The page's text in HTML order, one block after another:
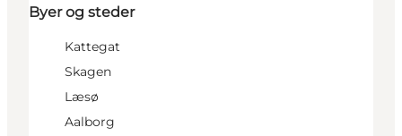
Byer og steder
Kattegat
Skagen
Læsø
Aalborg